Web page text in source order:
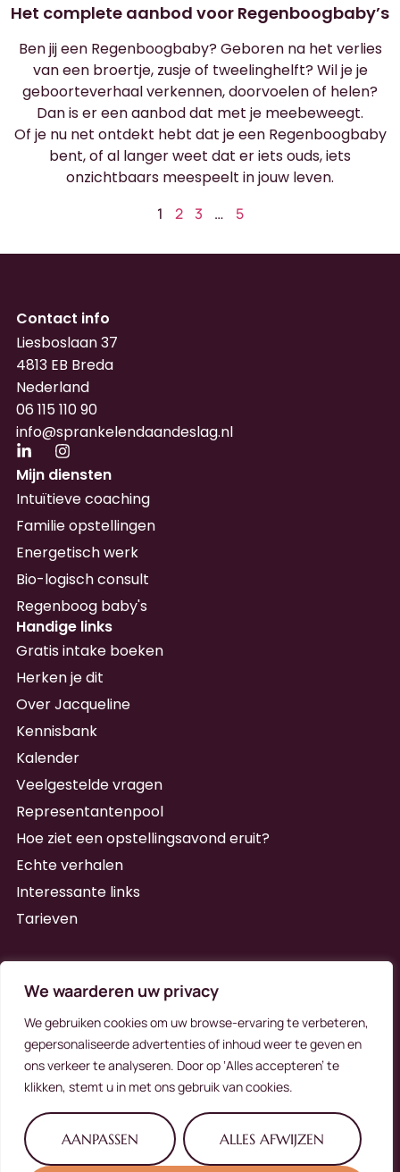
We waarderen uw privacy
We gebruiken cookies om uw browse-ervaring te verbeteren,
gepersonaliseerde advertenties of inhoud weer te geven en
ons verkeer te analyseren. Door op ‘Alles accepteren’ te
klikken, stemt u in met ons gebruik van cookies.
AANPASSEN ALLES AFWIJZEN
Het complete aanbod voor Regenboogbaby’s
Ben jij een Regenboogbaby? Geboren na het verlies
van een broertje, zusje of tweelinghelft? Wil je je
geboorteverhaal verkennen, doorvoelen of helen?
Dan is er een aanbod dat met je meebeweegt.
Of je nu net ontdekt hebt dat je een Regenboogbaby
bent, of al langer weet dat er iets ouds, iets
onzichtbaars meespeelt in jouw leven.
1 2 3 … 5
Contact info
Liesboslaan 37
4813 EB Breda
Nederland
06 115 110 90
info@sprankelendaandeslag.nl
Mijn diensten
Intuïtieve coaching
Familie opstellingen
Energetisch werk
Bio-logisch consult
Regenboog baby's
Handige links
Gratis intake boeken
Herken je dit
Over Jacqueline
Kennisbank
Kalender
Veelgestelde vragen
Representantenpool
Hoe ziet een opstellingsavond eruit?
Echte verhalen
Interessante links
Tarieven
Schrijf me in
Alternative: